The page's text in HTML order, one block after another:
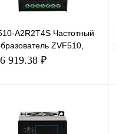
A2R2T4S Частотный
ZVF510,
2,2кВт, 5А
6 919.38 ₽
В корзину